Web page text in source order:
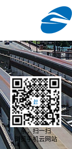
亲，扫一扫
浏览手机云网站